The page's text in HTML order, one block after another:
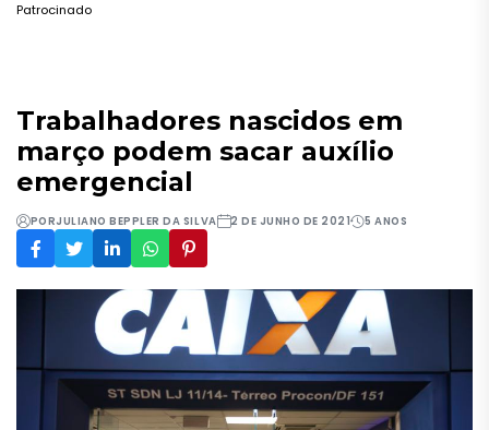
Patrocinado
Trabalhadores nascidos em
março podem sacar auxílio
emergencial
PORJULIANO BEPPLER DA SILVA 2 DE JUNHO DE 2021 5 ANOS